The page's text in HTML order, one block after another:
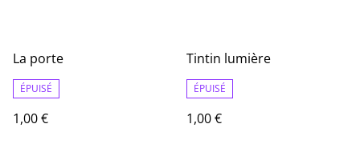
La porte
ÉPUISÉ
1,00 €
Tintin lumière
ÉPUISÉ
1,00 €